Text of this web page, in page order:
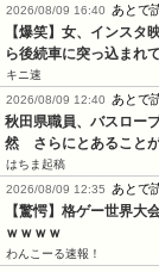
2026/08/09 16:40 あとで
【爆笑】女、インスタ
ら後続車に突っ込まれ
キニ速
2026/08/09 12:40 あとで
秋田県職員、バスロー
然　さらにとあること
はちま起稿
2026/08/09 12:35 あとで
【驚愕】格ゲー世界大
ｗｗｗｗ
わんこーる速報！